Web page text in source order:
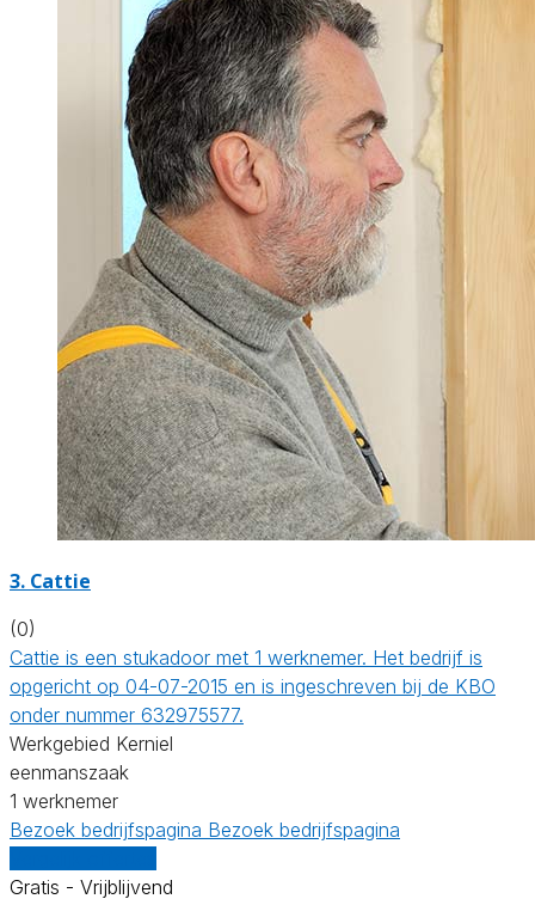
3. Cattie
(0)
Cattie is een stukadoor met 1 werknemer. Het bedrijf is
opgericht op 04-07-2015 en is ingeschreven bij de KBO
onder nummer 632975577.
Werkgebied Kerniel
eenmanszaak
1 werknemer
Bezoek bedrijfspagina Bezoek bedrijfspagina
Gratis - Vrijblijvend